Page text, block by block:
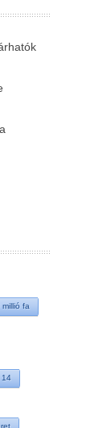
millió fa
14